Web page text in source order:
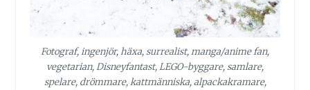
Fotograf, ingenjör, häxa, surrealist, manga/anime fan,
vegetarian, Disneyfantast, LEGO-byggare, samlare,
spelare, drömmare, kattmänniska, alpackakramare,